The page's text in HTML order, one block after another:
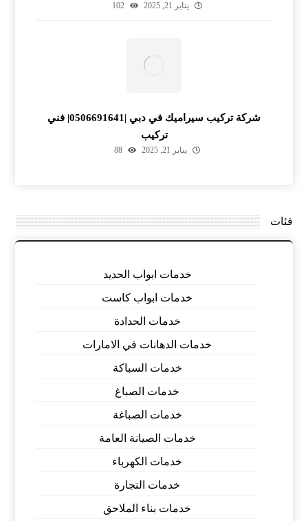
يناير 21, 2025 102
شركة تركيب سيراميك في دبي |0506691641| فني
تركيب
يناير 21, 2025 88
فئات
خدمات ابواب الحديد
خدمات ابواب كاست
خدمات الحدادة
خدمات الدهانات في الامارات
خدمات السباكة
خدمات الصباغ
خدمات الصباغة
خدمات الصيانة العامة
خدمات الكهرباء
خدمات النجارة
خدمات بناء الملاحق